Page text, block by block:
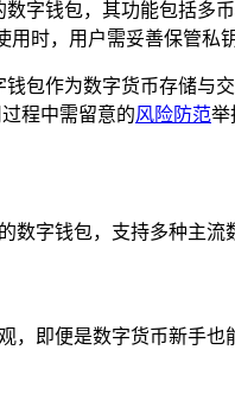
数字钱包，其功能包括多
用时，用户需妥善保管私
包作为数字货币存储与
程中需留意的风险防范举
数字钱包，支持多种主
，即便是数字货币新手